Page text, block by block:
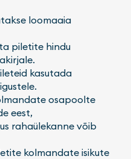
loomaaia
piletite hindu
kasutada
osapoolte
eest,
rahaülekanne võib
kolmandate isikute